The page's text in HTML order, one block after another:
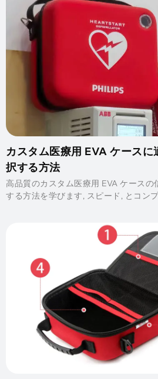
カスタム医療用 EVA ケース
択する方法
高品質のカスタム医療用 EVA ケース
する方法を学びます, スピード, とコン